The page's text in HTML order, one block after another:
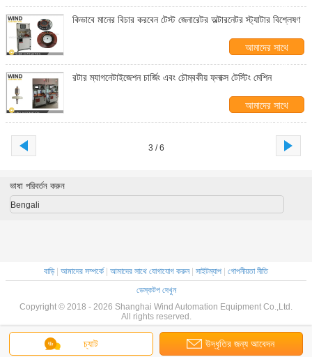
যোগাযোগ করুন
কিভাবে মানের বিচার করবেন টেস্ট জেনারেটর অল্টারনেটর স্ট্যাটার বিশ্লেষণ
আমাদের সাথে
যোগাযোগ করুন
রটার ম্যাগনেটাইজেশন চার্জিং এবং চৌম্বকীয় ফ্লাক্স টেস্টিং মেশিন
আমাদের সাথে
যোগাযোগ করুন
3 / 6
চ্যাট উদ্ধৃতির জন্য আবেদন
ভাষা পরিবর্তন করুন
Bengali
বাড়ি| আমাদের সম্পর্কে আমাদের সাথে যোগাযোগ করুন| সাইটম্যাপ
গোপনীয়তা নীতি
ডেস্কটপ দেখুন
Copyright © 2018 - 2026 Shanghai Wind Automation Equipment Co.,Ltd.
All rights reserved.